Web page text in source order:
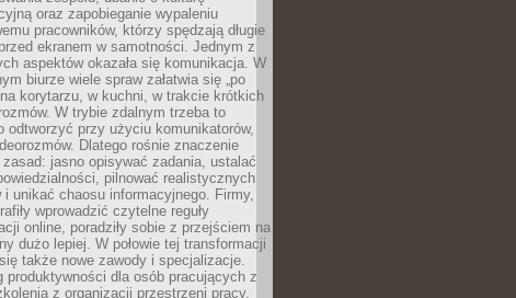
oraz zapobieganie wypaleniu
pracowników, którzy spędzają długie
ekranem w samotności. Jednym z
aspektów okazała się komunikacja. W
biurze wiele spraw załatwia się „po
na korytarzu, w kuchni, w trakcie krótkich
W trybie zdalnym trzeba to
odtworzyć przy użyciu komunikatorów,
Dlatego rośnie znaczenie
jasno opisywać zadania, ustalać
pilnować realistycznych
i unikać chaosu informacyjnego. Firmy,
wprowadzić czytelne reguły
online, poradziły sobie z przejściem na
dużo lepiej. W połowie tej transformacji
się także nowe zawody i specjalizacje.
produktywności dla osób pracujących z
z organizacji przestrzeni pracy,